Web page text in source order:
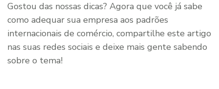
Gostou das nossas dicas? Agora que você já sabe
como adequar sua empresa aos padrões
internacionais de comércio, compartilhe este artigo
nas suas redes sociais e deixe mais gente sabendo
sobre o tema!